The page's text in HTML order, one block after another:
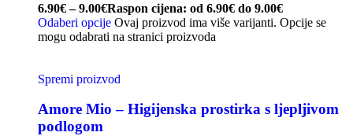
6.90€ – 9.00€Raspon cijena: od 6.90€ do 9.00€
Odaberi opcije Ovaj proizvod ima više varijanti. Opcije se
mogu odabrati na stranici proizvoda
Spremi proizvod
Amore Mio – Higijenska prostirka s ljepljivom
podlogom